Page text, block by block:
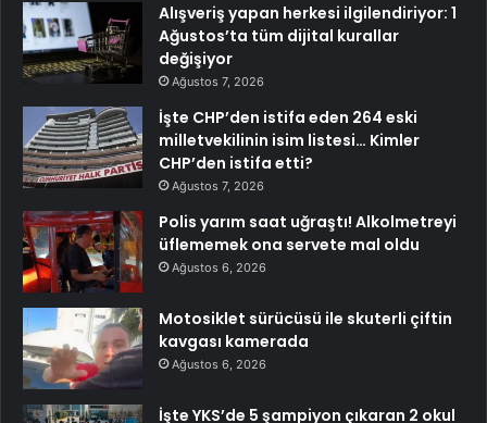
Alışveriş yapan herkesi ilgilendiriyor: 1
Ağustos’ta tüm dijital kurallar
değişiyor
Ağustos 7, 2026
İşte CHP’den istifa eden 264 eski
milletvekilinin isim listesi… Kimler
CHP’den istifa etti?
Ağustos 7, 2026
Polis yarım saat uğraştı! Alkolmetreyi
üflememek ona servete mal oldu
Ağustos 6, 2026
Motosiklet sürücüsü ile skuterli çiftin
kavgası kamerada
Ağustos 6, 2026
İşte YKS’de 5 şampiyon çıkaran 2 okul